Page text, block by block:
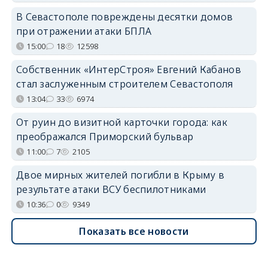
В Севастополе повреждены десятки домов
при отражении атаки БПЛА
15:00 18 12598
Собственник «ИнтерСтроя» Евгений Кабанов
стал заслуженным строителем Севастополя
13:04 33 6974
От руин до визитной карточки города: как
преображался Приморский бульвар
11:00 7 2105
Двое мирных жителей погибли в Крыму в
результате атаки ВСУ беспилотниками
10:36 0 9349
Показать все новости